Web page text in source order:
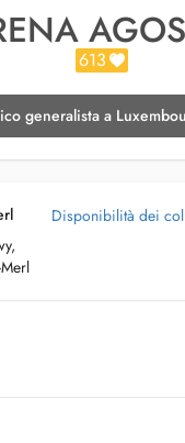
613
generalista a
Disponibilità dei